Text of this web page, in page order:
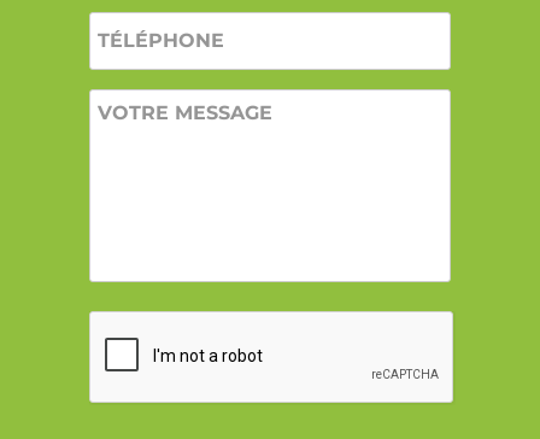
VOTRE
MESSAGE